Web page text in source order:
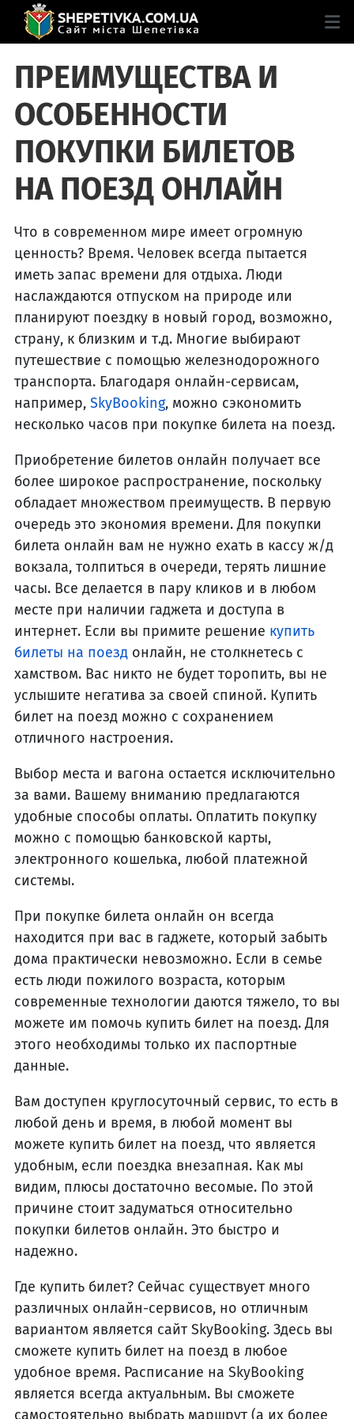
ПРЕИМУЩЕСТВА И
ОСОБЕННОСТИ
ПОКУПКИ БИЛЕТОВ
НА ПОЕЗД ОНЛАЙН
Что в современном мире имеет огромную
ценность? Время. Человек всегда пытается
иметь запас времени для отдыха. Люди
наслаждаются отпуском на природе или
планируют поездку в новый город, возможно,
страну, к близким и т.д. Многие выбирают
путешествие с помощью железнодорожного
транспорта. Благодаря онлайн-сервисам,
например, SkyBooking, можно сэкономить
несколько часов при покупке билета на поезд.
Приобретение билетов онлайн получает все
более широкое распространение, поскольку
обладает множеством преимуществ. В первую
очередь это экономия времени. Для покупки
билета онлайн вам не нужно ехать в кассу ж/д
вокзала, толпиться в очереди, терять лишние
часы. Все делается в пару кликов и в любом
месте при наличии гаджета и доступа в
интернет. Если вы примите решение купить
билеты на поезд онлайн, не столкнетесь с
хамством. Вас никто не будет торопить, вы не
услышите негатива за своей спиной. Купить
билет на поезд можно с сохранением
отличного настроения.
Выбор места и вагона остается исключительно
за вами. Вашему вниманию предлагаются
удобные способы оплаты. Оплатить покупку
можно с помощью банковской карты,
электронного кошелька, любой платежной
системы.
При покупке билета онлайн он всегда
находится при вас в гаджете, который забыть
дома практически невозможно. Если в семье
есть люди пожилого возраста, которым
современные технологии даются тяжело, то вы
можете им помочь купить билет на поезд. Для
этого необходимы только их паспортные
данные.
Вам доступен круглосуточный сервис, то есть в
любой день и время, в любой момент вы
можете купить билет на поезд, что является
удобным, если поездка внезапная. Как мы
видим, плюсы достаточно весомые. По этой
причине стоит задуматься относительно
покупки билетов онлайн. Это быстро и
надежно.
Где купить билет? Сейчас существует много
различных онлайн-сервисов, но отличным
вариантом является сайт SkyBooking. Здесь вы
сможете купить билет на поезд в любое
удобное время. Расписание на SkyBooking
является всегда актуальным. Вы сможете
самостоятельно выбрать маршрут (а их более